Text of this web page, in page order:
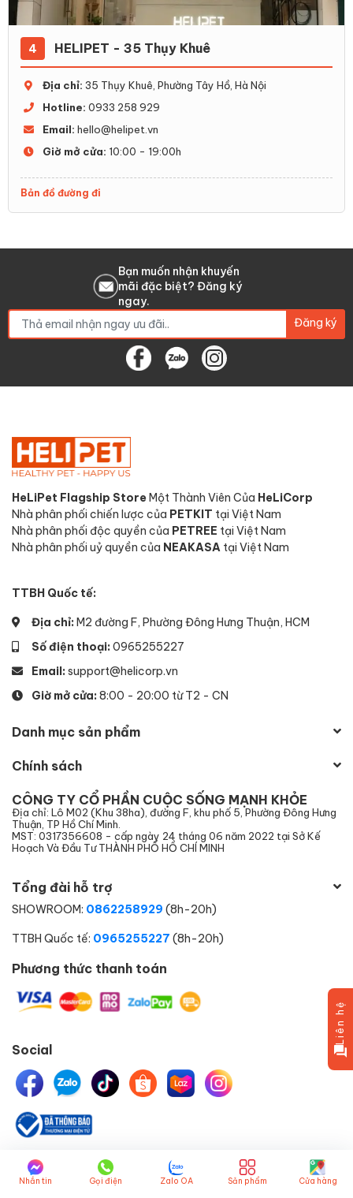
4 HELIPET - 35 Thụy Khuê
Địa chỉ: 35 Thụy Khuê, Phường Tây Hồ, Hà Nội
Hotline: 0933 258 929
Email: hello@helipet.vn
Giờ mở cửa: 10:00 - 19:00h
Bản đồ đường đi
Bạn muốn nhận khuyến
mãi đặc biệt? Đăng ký
ngay.
Đăng ký
HeLiPet Flagship StoreMột Thành Viên Của HeLiCorp
Nhà phân phối chiến lược của PETKIT tại Việt Nam
Nhà phân phối độc quyền của PETREE tại Việt Nam
Nhà phân phối uỷ quyền của NEAKASA tại Việt Nam
TTBH Quốc tế:
Địa chỉ: M2 đường F, Phường Đông Hưng Thuận, HCM
Số điện thoại: 0965255227
Email: support@helicorp.vn
Giờ mở cửa: 8:00 - 20:00 từ T2 - CN
Danh mục sản phẩm
Chính sách
CÔNG TY CỔ PHẦN CUỘC SỐNG MẠNH KHỎE
Địa chỉ: Lô M02 (Khu 38ha), đường F, khu phố 5, Phường Đông Hưng
Thuận, TP Hồ Chí Minh.
MST: 0317356608 - cấp ngày 24 tháng 06 năm 2022 tại Sở Kế
Hoạch Và Đầu Tư THÀNH PHỐ HỒ CHÍ MINH
Tổng đài hỗ trợ
SHOWROOM: 0862258929 (8h-20h)
TTBH Quốc tế: 0965255227 (8h-20h)
Phương thức thanh toán
Social
© Bản quyền thuộc về HELIPET.VN
một thành viên của
Liên hệ
Nhắn tin Gọi điện Zalo OA Sản phẩm Cửa hàng